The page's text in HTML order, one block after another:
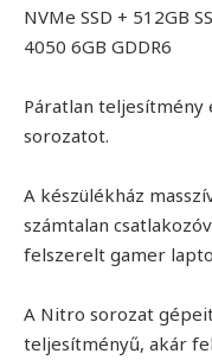
NVMe SSD + 512GB
4050 6GB GDDR6
Páratlan teljesítmény
sorozatot.
A készülékház
számtalan
felszerelt gamer
A Nitro sorozat
teljesítményű, akár